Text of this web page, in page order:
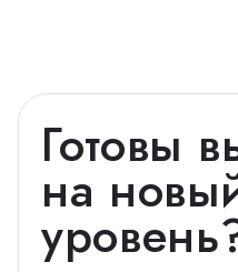
Готовы
на